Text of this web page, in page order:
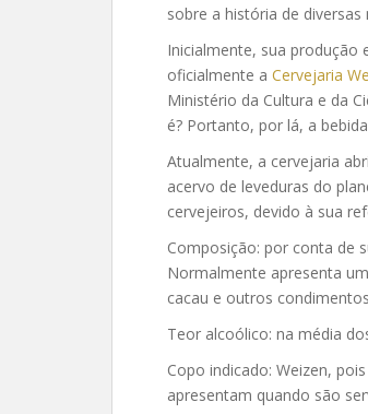
sobre a história de diversas
Inicialmente, sua produção
oficialmente a Cervejaria
Ministério da Cultura e da
é? Portanto, por lá, a
Atualmente, a cervejaria
acervo de leveduras do
cervejeiros, devido à sua
Composição: por conta de
Normalmente apresenta
cacau e outros
Teor alcoólico: na média
Copo indicado: Weizen,
apresentam quando são